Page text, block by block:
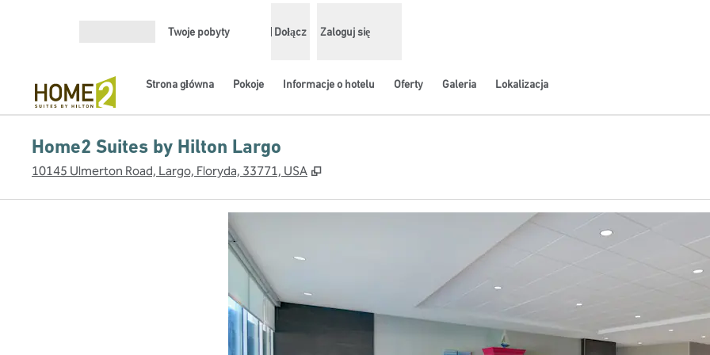
Twoje pobyty Dołącz Zaloguj się
Strona główna Pokoje Informacje o hotelu Oferty Galeria Lokalizacja
Home2 Suites by Hilton Largo
10145 Ulmerton Road, Largo, Floryda, 33771, USA ,